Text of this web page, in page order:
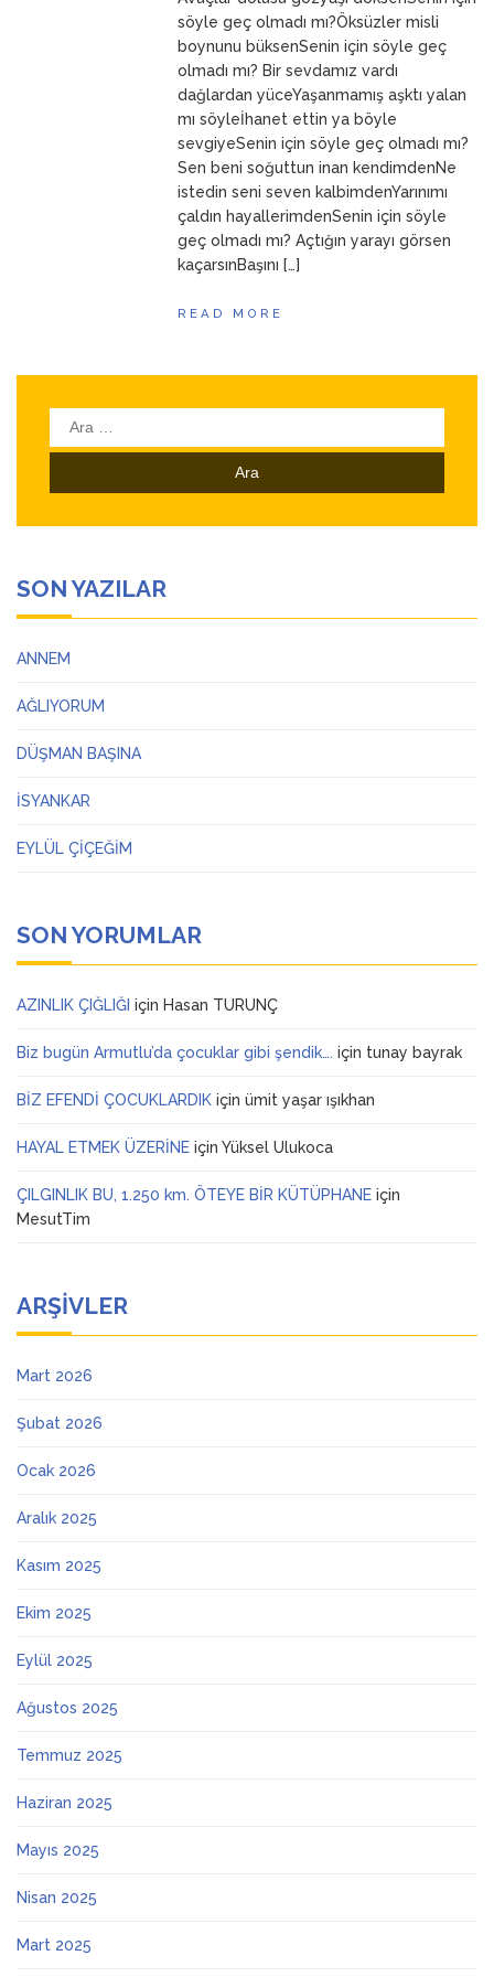
ANNEMsöyle geç olmadı mı?Öksüzler misli
boynunu büksenSenin için söyle geç
olmadı mı? Bir sevdamız vardı
dağlardan yüceYaşanmamış aşktı yalan
mı söyleİhanet ettin ya böyle
sevgiyeSenin için söyle geç olmadı mı?
Sen beni soğuttun inan kendimdenNe
istedin seni seven kalbimdenYarınımı
çaldın hayallerimdenSenin için söyle
geç olmadı mı? Açtığın yarayı görsen
kaçarsınBaşını […]
READ MORE
Arama:
SON YAZILAR
ANNEM
AĞLIYORUM
DÜŞMAN BAŞINA
İSYANKAR
EYLÜL ÇİÇEĞİM
SON YORUMLAR
AZINLIK ÇIĞLIĞI için Hasan TURUNÇ
Biz bugün Armutlu’da çocuklar gibi şendik…. için tunay bayrak
BİZ EFENDİ ÇOCUKLARDIK için ümit yaşar ışıkhan
HAYAL ETMEK ÜZERİNE için Yüksel Ulukoca
ÇILGINLIK BU, 1.250 km. ÖTEYE BİR KÜTÜPHANE için
MesutTim
ARŞIVLER
Mart 2026
Şubat 2026
Ocak 2026
Aralık 2025
Kasım 2025
Ekim 2025
Eylül 2025
Ağustos 2025
Temmuz 2025
Haziran 2025
Mayıs 2025
Nisan 2025
Mart 2025